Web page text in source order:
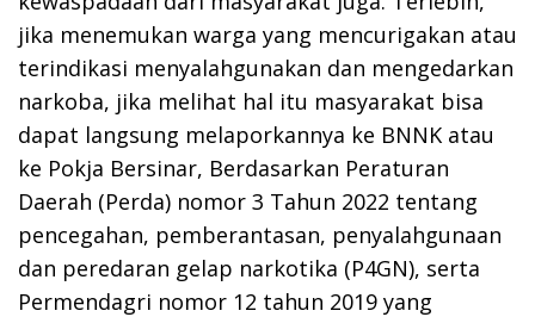
jika menemukan warga yang mencurigakan atau
terindikasi menyalahgunakan dan mengedarkan
narkoba, jika melihat hal itu masyarakat bisa
dapat langsung melaporkannya ke BNNK atau
ke Pokja Bersinar, Berdasarkan Peraturan
Daerah (Perda) nomor 3 Tahun 2022 tentang
pencegahan, pemberantasan, penyalahgunaan
dan peredaran gelap narkotika (P4GN), serta
Permendagri nomor 12 tahun 2019 yang